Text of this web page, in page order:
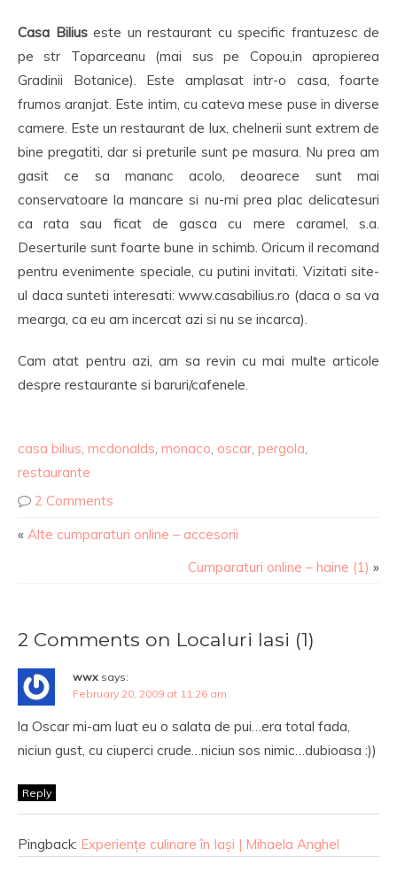
Casa Biliuseste un restaurant cu specific frantuzesc de
pe str Toparceanu (mai sus pe Copou,in apropierea
Gradinii Botanice). Este amplasat intr-o casa, foarte
frumos aranjat. Este intim, cu cateva mese puse in diverse
camere. Este un restaurant de lux, chelnerii sunt extrem de
bine pregatiti, dar si preturile sunt pe masura. Nu prea am
gasit ce sa mananc acolo, deoarece sunt mai
conservatoare la mancare si nu-mi prea plac delicatesuri
ca rata sau ficat de gasca cu mere caramel, s.a.
Deserturile sunt foarte bune in schimb. Oricum il recomand
pentru evenimente speciale, cu putini invitati. Vizitati site-
ul daca sunteti interesati: www.casabilius.ro (daca o sa va
mearga, ca eu am incercat azi si nu se incarca).
Cam atat pentru azi, am sa revin cu mai multe articole
despre restaurante si baruri/cafenele.
casa bilius, mcdonalds, monaco, oscar, pergola,
restaurante
2 Comments
« Alte cumparaturi online – accesorii
Cumparaturi online – haine (1) »
2 Comments on Localuri Iasi (1)
wwx says:
February 20, 2009 at 11:26 am
la Oscar mi-am luat eu o salata de pui…era total fada,
niciun gust, cu ciuperci crude…niciun sos nimic…dubioasa :))
Reply
Pingback: Experiențe culinare în Iași | Mihaela Anghel